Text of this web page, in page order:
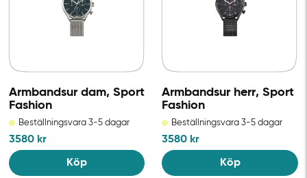
Armbandsur dam, Sport
Fashion
Beställningsvara 3-5 dagar
3580 kr
Köp
Armbandsur herr, Sport
Fashion
Beställningsvara 3-5 dagar
3580 kr
Köp